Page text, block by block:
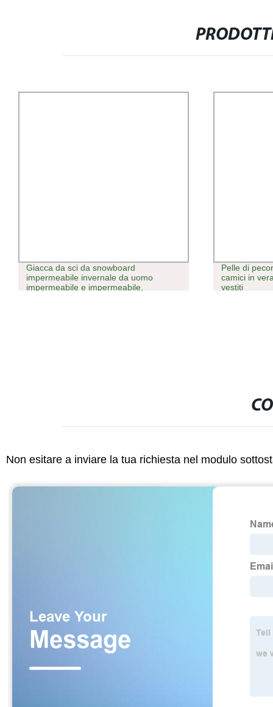
Giacca da sci da snowboard
impermeabile invernale da uomo
impermeabile e impermeabile,
Pelle di
camici in
vestiti
Non esitare a inviare la tua richiesta nel modulo